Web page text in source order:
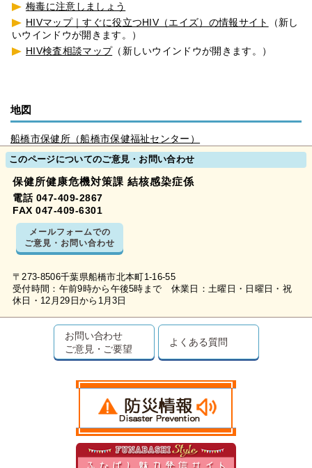
梅毒に注意しましょう
HIVマップ｜すぐに役立つHIV（エイズ）の情報サイト
（新し
いウインドウが開きます。）
HIV検査相談マップ（新しいウインドウが開きます。）
地図
船橋市保健所（船橋市保健福祉センター）
このページについてのご意見・お問い合わせ
保健所健康危機対策課 結核感染症係
電話 047-409-2867
FAX 047-409-6301
メールフォームでの
ご意見・お問い合わせ
〒273-8506千葉県船橋市北本町1-16-55
受付時間：午前9時から午後5時まで 休業日：土曜日・日曜日・祝
休日・12月29日から1月3日
お問い合わせ
ご意見・ご要望
よくある質問